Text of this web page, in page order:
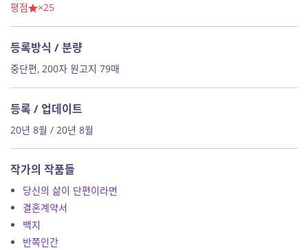
평점 ×25
등록방식 / 분량
중단편, 200자 원고지 79매
등록 / 업데이트
20년 8월 / 20년 8월
작가의 작품들
당신의 삶이 단편이라면
결혼계약서
백지
반쪽인간